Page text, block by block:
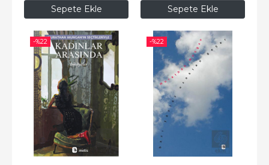
Sepete Ekle Sepete Ekle
-%22 -%22